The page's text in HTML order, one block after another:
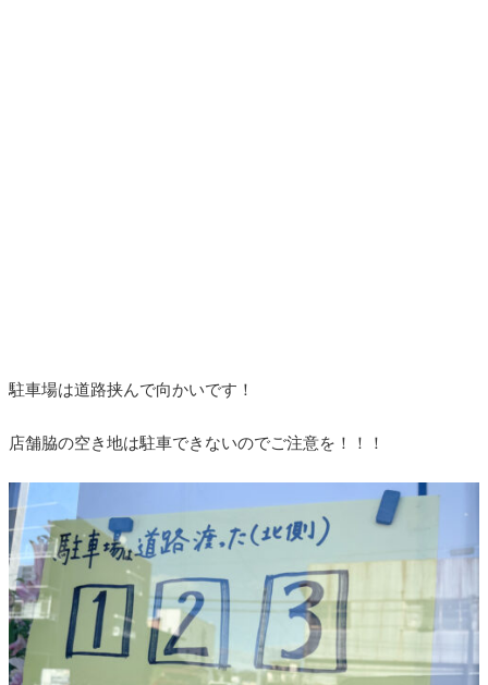
駐車場は道路挟んで向かいです！
店舗脇の空き地は駐車できないのでご注意を！！！